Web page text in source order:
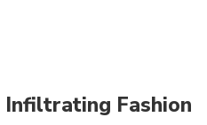
Infiltrating Fashion